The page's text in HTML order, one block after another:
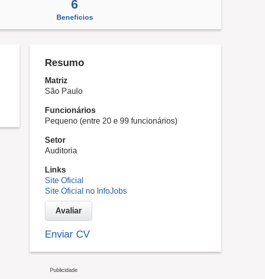
6
Beneficios
Resumo
Matriz
São Paulo
Funcionários
Pequeno (entre 20 e 99 funcionários)
Setor
Auditoria
Links
Site Oficial
Site Oficial no InfoJobs
Avaliar
Enviar CV